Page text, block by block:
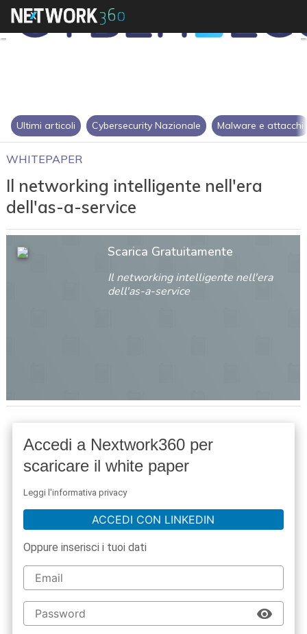
Ultimi articoli Cybersecurity Nazionale Malware e attacchi
WHITEPAPER
Il networking intelligente nell'era
dell'as-a-service
Scarica Gratuitamente
Il networking intelligente nell'era
dell'as-a-service
Accedi a Nextwork360 per
scaricare il white paper
Leggi l'informativa privacy
ACCEDI CON LINKEDIN
Oppure inserisci i tuoi dati